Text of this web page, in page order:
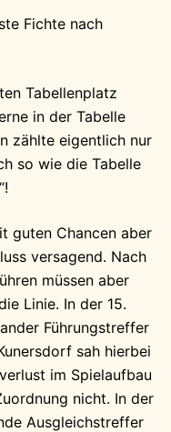
Fichte nach
Tabellenplatz
in der Tabelle
zählte eigentlich nur
so wie die Tabelle
guten Chancen aber
versagend. Nach
müssen aber
Linie. In der 15.
Führungstreffer
sah hierbei
im Spielaufbau
nicht. In der
Ausgleichstreffer